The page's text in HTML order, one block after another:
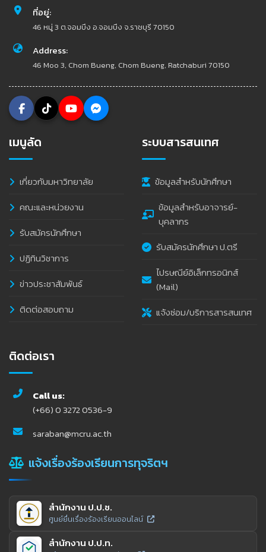
ที่อยู่:
46 หมู่ 3 ต.จอมบึง อ.จอมบึง จ.ราชบุรี 70150
Address:
46 Moo 3, Chom Bueng, Chom Bueng, Ratchaburi 70150
เมนูลัด
เกี่ยวกับมหาวิทยาลัย
คณะและหน่วยงาน
รับสมัครนักศึกษา
ปฏิทินวิชาการ
ข่าวประชาสัมพันธ์
ติดต่อสอบถาม
ระบบสารสนเทศ
ข้อมูลสำหรับนักศึกษา
ข้อมูลสำหรับอาจารย์-
บุคลากร
รับสมัครนักศึกษา ป.ตรี
ไปรษณีย์อิเล็กทรอนิกส์
(Mail)
แจ้งซ่อม/บริการสารสนเทศ
ติดต่อเรา
Call us:
(+66) 0 3272 0536-9
saraban@mcru.ac.th
แจ้งเรื่องร้องเรียนการทุจริตฯ
สำนักงาน ป.ป.ช.
ศูนย์ยื่นเรื่องร้องเรียนออนไลน์
สำนักงาน ป.ป.ท.